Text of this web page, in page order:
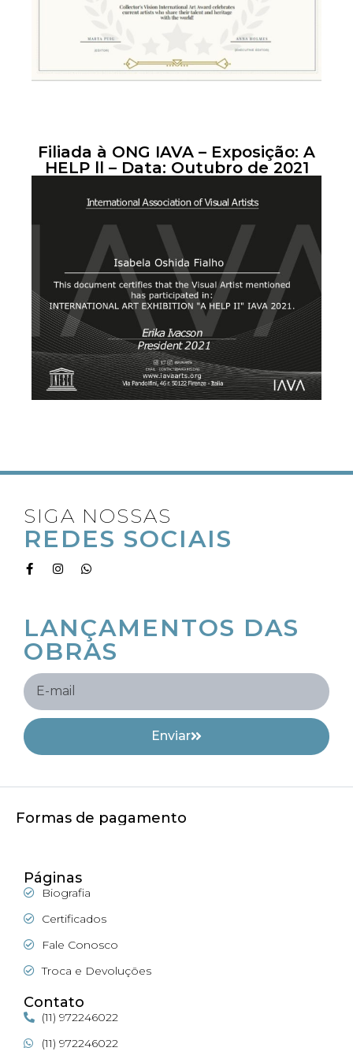
Filiada à ONG IAVA – Exposição: A
HELP ll – Data: Outubro de 2021
SIGA NOSSAS
REDES SOCIAIS
LANÇAMENTOS DAS
OBRAS
Enviar
Formas de pagamento
Páginas
Biografia
Certificados
Fale Conosco
Troca e Devoluções
Contato
(11) 972246022
(11) 972246022